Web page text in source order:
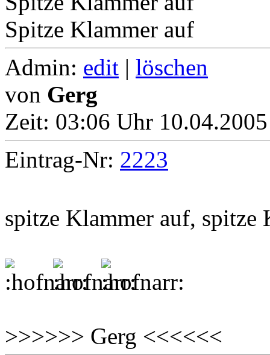
Spitze Klammer auf
Admin: edit | löschen
von Gerg
Zeit: 03:06 Uhr
Eintrag-Nr: 2223
spitze Klammer auf, spitze
>>>>>> Gerg <<<<<<